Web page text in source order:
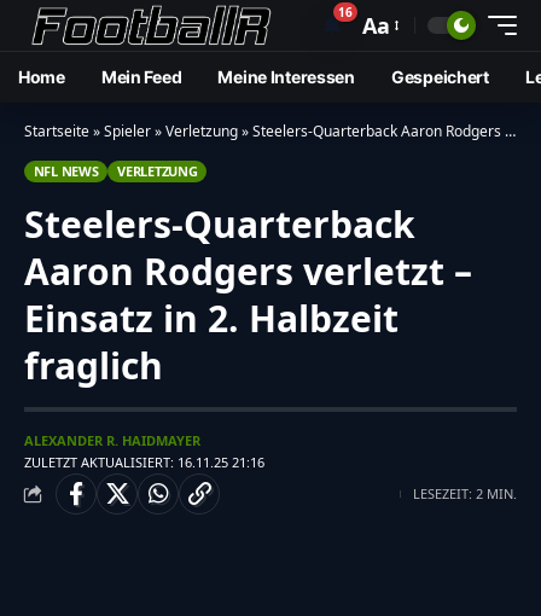
🔔16 Aa
Home Mein Feed Meine Interessen Gespeichert
Startseite»Spieler»Verletzung»Steelers-Quarterback Aaron Rodgers verletzt – Einsatz in 2. Halbzeit fraglich
NFL NEWS VERLETZUNG
Steelers-Quarterback
Aaron Rodgers verletzt –
Einsatz in 2. Halbzeit
fraglich
ZULETZT AKTUALISIERT: 16.11.25 21:16
ALEXANDER R. HAIDMAYER
LESEZEIT: 2 MIN.